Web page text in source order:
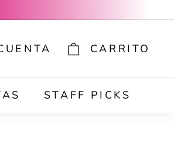
CARRITO
STAFF PICKS